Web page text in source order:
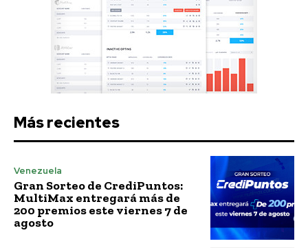
Más recientes
Venezuela
Gran Sorteo de CrediPuntos:
MultiMax entregará más de
200 premios este viernes 7 de
agosto